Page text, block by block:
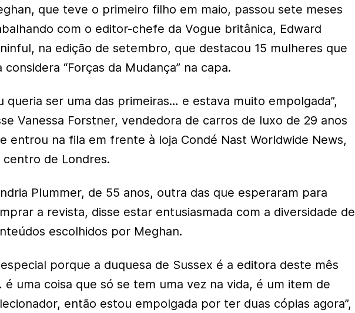
que teve o primeiro filho em maio, passou sete meses
com o editor-chefe da Vogue britânica, Edward
na edição de setembro, que destacou 15 mulheres que
considera “Forças da Mudança” na capa.
queria ser uma das primeiras… e estava muito empolgada”,
Vanessa Forstner, vendedora de carros de luxo de 29 anos
entrou na fila em frente à loja Condé Nast Worldwide News,
centro de Londres.
Plummer, de 55 anos, outra das que esperaram para
a revista, disse estar entusiasmada com a diversidade de
escolhidos por Meghan.
especial porque a duquesa de Sussex é a editora deste mês
é uma coisa que só se tem uma vez na vida, é um item de
então estou empolgada por ter duas cópias agora”,